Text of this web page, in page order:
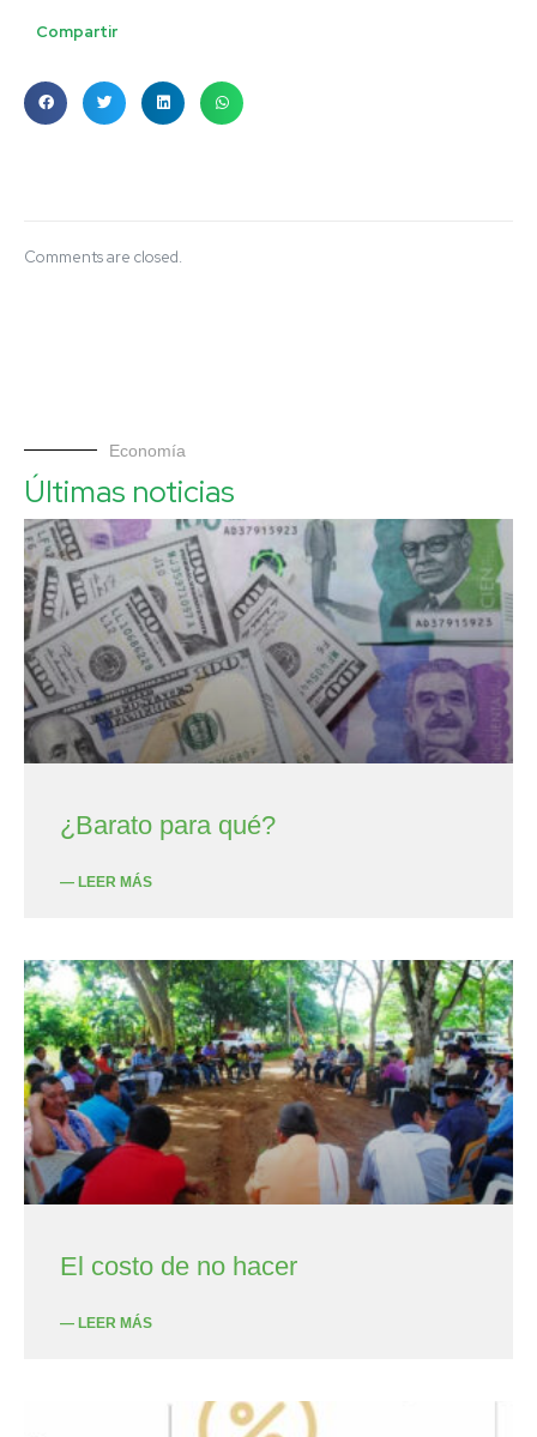
Compartir
Comments are closed.
Economía
Últimas noticias
¿Barato para qué?
— LEER MÁS
El costo de no hacer
— LEER MÁS